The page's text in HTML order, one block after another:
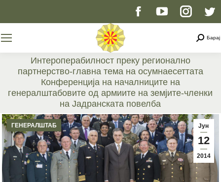
Facebook
opens
in
new
window
YouTube
opens
in
window
page
window
Барај
Интероперабилност преку регионално
партнерство-главна тема на осумнаесеттата
Конференција на началниците на
генералштабовите од армиите на земјите-членки
на Јадранската повелба
You are here:
Јун
12
2014
ГЕНЕРАЛШТАБ